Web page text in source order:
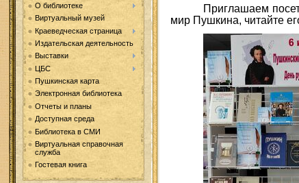
О библиотеке
Виртуальный музей
Краеведческая страница
Издательская деятельность
Выставки
ЦБС
Пушкинская карта
Электронная библиотека
Отчеты и планы
Доступная среда
Библиотека в СМИ
Виртуальная справочная
служба
Гостевая книга
Приглашаем
мир Пушкина, читайте